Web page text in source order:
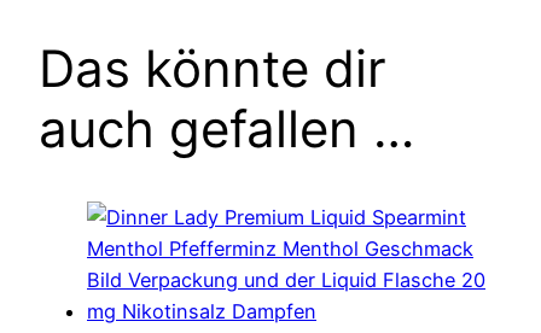
Das könnte dir
auch gefallen …